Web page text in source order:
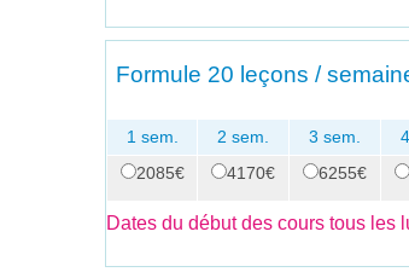
Formule 20 leçons /
1 sem. 2 sem. 3 sem.
2085€
4170€ 6255€
Dates du début des cours tous les